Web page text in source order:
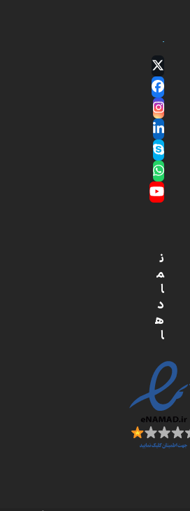
Twitter
(deprecated)
Facebook
Instagram
LinkedIn
Skype
Whatsapp
YouTube
ن
م
ا
د
ه
ا